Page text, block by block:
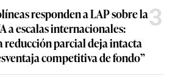
responden a LAP sobre la
a escalas internacionales:
reducción parcial deja intacta
competitiva de fondo”
3